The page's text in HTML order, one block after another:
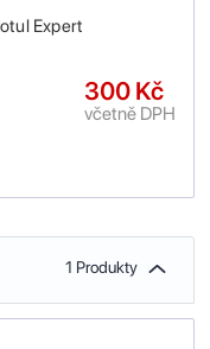
Expert
300 Kč
včetně DPH
1 Produkty